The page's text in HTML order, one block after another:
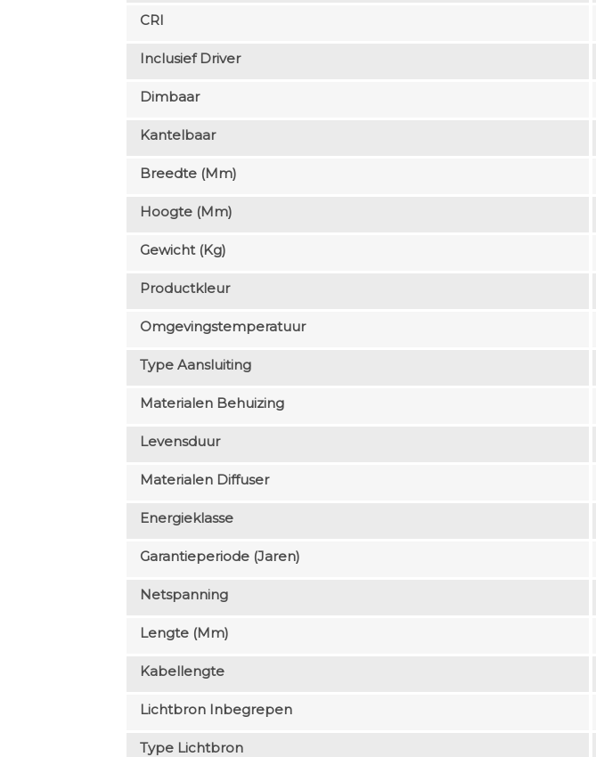
CRI
Inclusief Driver
Dimbaar
Kantelbaar
Breedte (mm)
Hoogte (mm)
Gewicht (kg)
Productkleur
Omgevingstemperatuur
Type Aansluiting
Materialen Behuizing
Levensduur
Materialen Diffuser
Energieklasse
Garantieperiode (jaren)
Netspanning
Lengte (mm)
Kabellengte
Lichtbron Inbegrepen
Type Lichtbron